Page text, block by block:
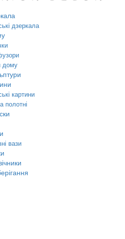
дзеркала
дому
картини
полотні
вази